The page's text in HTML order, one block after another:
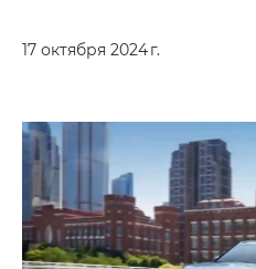
17 октября 2024 г.